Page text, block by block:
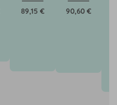
89,15 € 90,60 €